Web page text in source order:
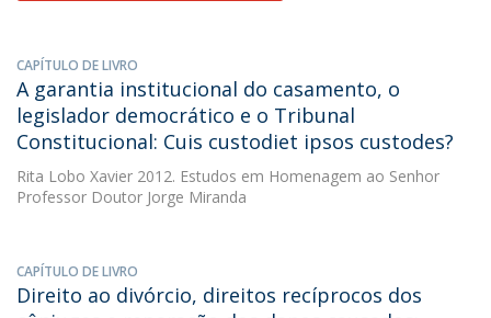
CAPÍTULO DE LIVRO
A garantia institucional do casamento, o
legislador democrático e o Tribunal
Constitucional: Cuis custodiet ipsos custodes?
Rita Lobo Xavier 2012. Estudos em Homenagem ao Senhor
Professor Doutor Jorge Miranda
CAPÍTULO DE LIVRO
Direito ao divórcio, direitos recíprocos dos